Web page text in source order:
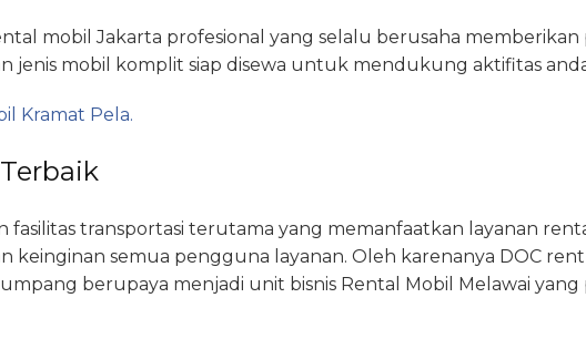
mobil Jakarta profesional yang selalu berusaha memberikan
jenis mobil komplit siap disewa untuk mendukung aktifitas
Kramat Pela.
transportasi terutama yang memanfaatkan layanan
keinginan semua pengguna layanan. Oleh karenanya DOC
berupaya menjadi unit bisnis Rental Mobil Melawai yang